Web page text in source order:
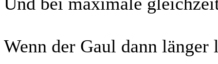
Wenn der Gaul dann länger